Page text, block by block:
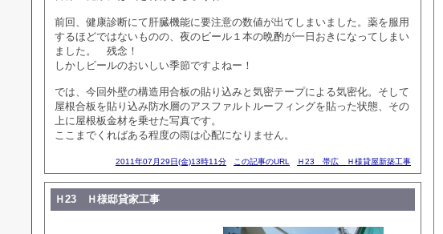
前回、健康診断にて肝臓機能に要注意の数値が出てしまいました。薬を服用
するほどではないものの、夜のビール１本の晩酌が一日おきになってしまい
ました。 残念！
しかしビールのおいしい季節ですよねー！
では、今回外壁の構造用合板の貼り込みと気密テープによる気密化。そして
屋根合板を貼り込み防水層のアスファルトルーフィングを貼った状態、その
上に屋根板金材を乗せた写真です。
ここまでくればある程度の雨は心配になりません。
2011年07月29日(金)13時11分 この記事のURL Ｈ23 帯広 Ｈ様貸屋新築工事
Ｈ23 Ｈ様邸貸家工事